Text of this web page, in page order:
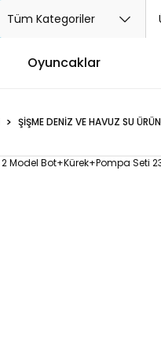
Oyuncaklar
ŞİŞME DENİZ VE HAVUZ SU